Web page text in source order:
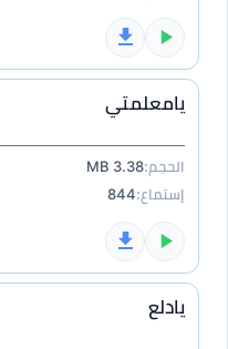
يامعلمتي
الحجم:3.38 MB
إستماع:844
يادلع